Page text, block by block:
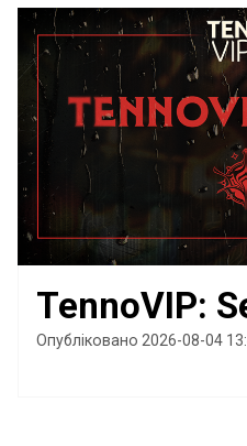
TennoVIP:
Опубліковано 2026-08-04